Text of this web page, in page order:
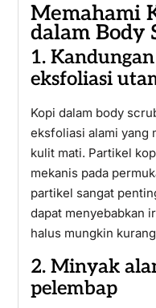
Memahami
dalam Body
1.
eksfoliasi
Kopi dalam body
eksfoliasi alami yang
kulit mati. Partikel
mekanis pada
partikel sangat
dapat menyebabkan
halus mungkin
2. Minyak
pelembap